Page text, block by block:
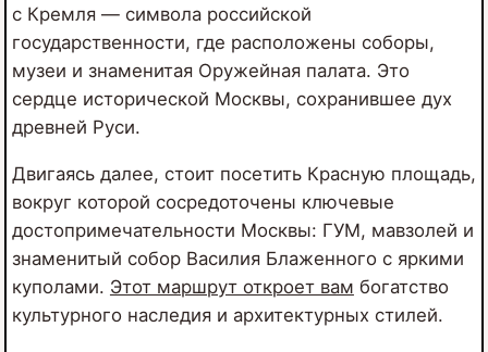
с Кремля — символа российской
государственности, где расположены соборы,
музеи и знаменитая Оружейная палата. Это
сердце исторической Москвы, сохранившее дух
древней Руси.
Двигаясь далее, стоит посетить Красную площадь,
вокруг которой сосредоточены ключевые
достопримечательности Москвы: ГУМ, мавзолей и
знаменитый собор Василия Блаженного с яркими
куполами. Этот маршрут откроет вам богатство
культурного наследия и архитектурных стилей.